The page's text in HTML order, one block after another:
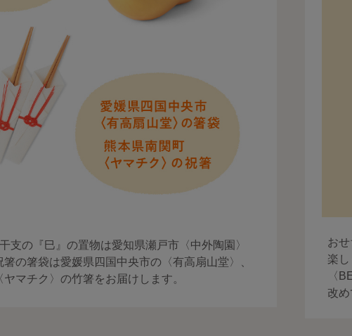
支の『巳』の置物は愛知県瀬戸市〈中外陶園〉
の箸袋は愛媛県四国中央市の〈有高扇山堂〉、
マチク〉の竹箸をお届けします。
お
楽
〈
改